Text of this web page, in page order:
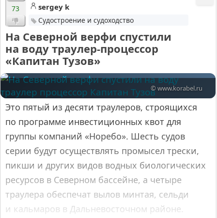
73 sergey k
Судостроение и судоходство
На Северной верфи спустили
на воду траулер-процессор
«Капитан Тузов»
© www.korabel.ru
Это пятый из десяти траулеров, строящихся
по программе инвестиционных квот для
группы компаний «Норебо». Шесть судов
серии будут осуществлять промысел трески,
пикши и других видов водных биологических
ресурсов в Северном бассейне, а четыре
траулера обеспечат вылов минтая, сельди
и кальмаров в Дальневосточном районе.